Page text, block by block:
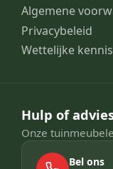
Algemene
Privacybeleid
Wettelijke
Hulp of
Onze
Bel ons